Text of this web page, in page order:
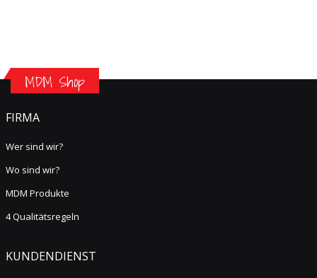
MDM Shop
FIRMA
Wer sind wir?
Wo sind wir?
MDM Produkte
4 Qualitätsregeln
KUNDENDIENST